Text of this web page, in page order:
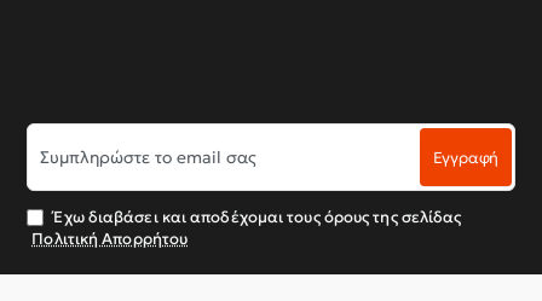
Συμπληρώστε
το
email
σας
Εγγραφή
Έχω διαβάσει και αποδέχομαι τους όρους της σελίδας
Πολιτική Απορρήτου